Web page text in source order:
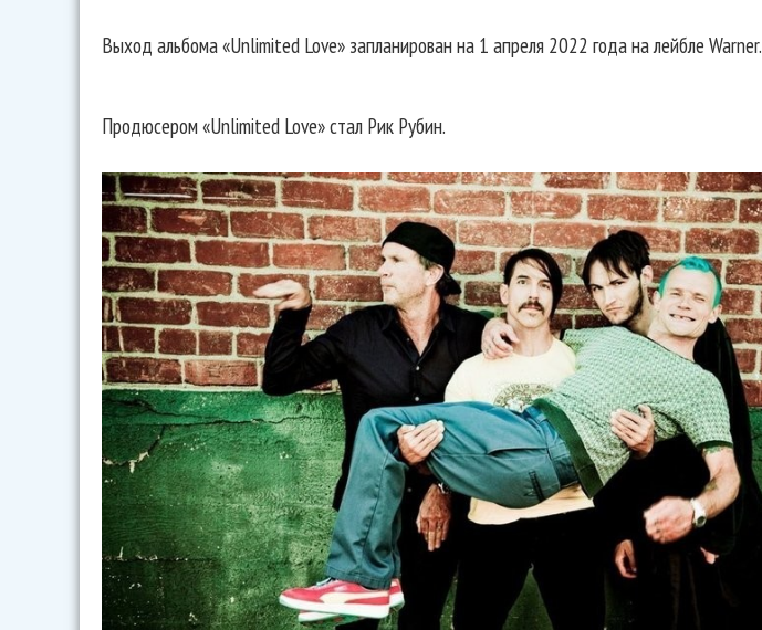
Выход альбома «Unlimited Love» запланирован на 1 апреля 2022 года на лейбле Warner.
Продюсером «Unlimited Love» стал Рик Рубин.